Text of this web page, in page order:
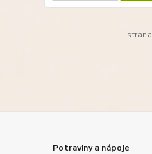
strana
Potraviny a nápoje